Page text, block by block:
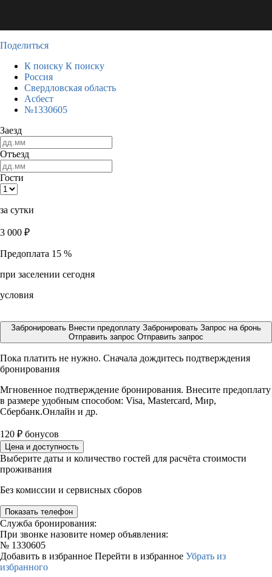
Поделиться
К поиску К поиску
Россия
Свердловская область
Асбест
№1330605
Заезд
Отъезд
Гости
за сутки
3 000 ₽
Предоплата 15 %
при заселении сегодня
условия
Забронировать Внести предоплату Забронировать Запрос на бронь
Отправить запрос Отправить запрос
Пока платить не нужно. Сначала дождитесь подтверждения
бронирования
Мгновенное подтверждение бронирования. Внесите предоплату
в размере удобным способом: Visa, Mastercard, Мир,
Сбербанк.Онлайн и др.
120 ₽ бонусов
Цена и доступность
Выберите даты и количество гостей для расчёта стоимости
проживания
Без комиссии и сервисных сборов
Показать телефон
Служба бронирования:
При звонке назовите номер объявления:
№ 1330605
Добавить в избранное Перейти в избранное Убрать из
избранного